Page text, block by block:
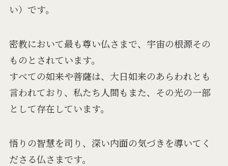
い） です。
密教において最も尊い仏さまで、宇宙の根源その
ものとされています。
すべての如来や菩薩は、大日如来のあらわれとも
言われており、私たち人間もまた、その光の一部
として存在しています。
悟りの智慧を司り、深い内面の気づきを導いてく
ださる仏さまです。